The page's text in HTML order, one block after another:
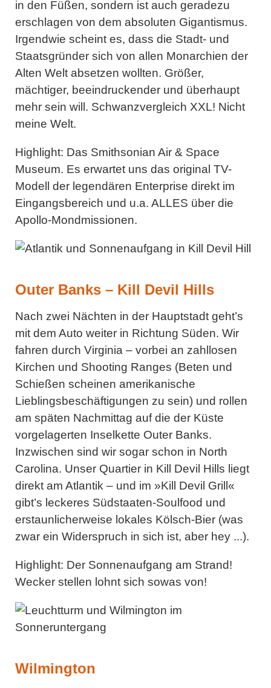
in den Füßen, sondern ist auch geradezu
erschlagen von dem absoluten Gigantismus.
Irgendwie scheint es, dass die Stadt- und
Staatsgründer sich von allen Monarchien der
Alten Welt absetzen wollten. Größer,
mächtiger, beeindruckender und überhaupt
mehr sein will. Schwanzvergleich XXL! Nicht
meine Welt.
Highlight: Das Smithsonian Air & Space
Museum. Es erwartet uns das original TV-
Modell der legendären Enterprise direkt im
Eingangsbereich und u.a. ALLES über die
Apollo-Mondmissionen.
Outer Banks – Kill Devil Hills
Nach zwei Nächten in der Hauptstadt geht’s
mit dem Auto weiter in Richtung Süden. Wir
fahren durch Virginia – vorbei an zahllosen
Kirchen und Shooting Ranges (Beten und
Schießen scheinen amerikanische
Lieblingsbeschäftigungen zu sein) und rollen
am späten Nachmittag auf die der Küste
vorgelagerten Inselkette Outer Banks.
Inzwischen sind wir sogar schon in North
Carolina. Unser Quartier in Kill Devil Hills liegt
direkt am Atlantik – und im »Kill Devil Grill«
gibt’s leckeres Südstaaten-Soulfood und
erstaunlicherweise lokales Kölsch-Bier (was
zwar ein Widerspruch in sich ist, aber hey ...).
Highlight: Der Sonnenaufgang am Strand!
Wecker stellen lohnt sich sowas von!
Wilmington